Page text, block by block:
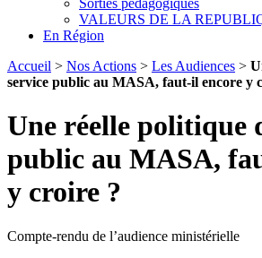
VALEURS DE LA
En Région
Accueil > Nos Actions > Les Audiences >
service public au MASA, faut-il encore y
Une réelle politique
public au MASA,
y croire ?
Compte-rendu de l’audience ministérielle